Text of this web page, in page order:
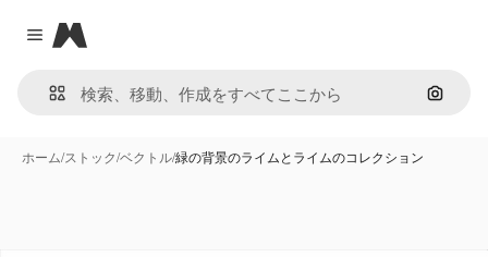
Close menu
Magnific
画像で
ホーム/ストック/ベクトル/緑の背景のライムとライムのコレクション